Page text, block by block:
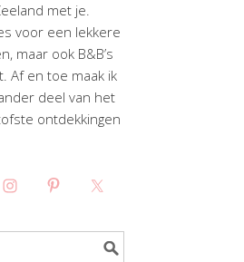
met je.
voor een lekkere
maar ook B&B’s
Af en toe maak ik
deel van het
ontdekkingen